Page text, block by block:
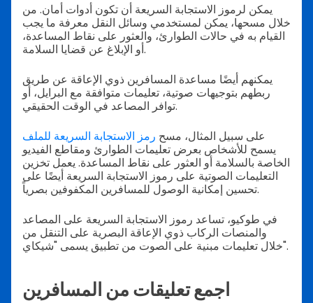
يمكن لرموز الاستجابة السريعة أن تكون أدوات أمان. من
خلال مسحها، يمكن لمستخدمي وسائل النقل معرفة ما يجب
القيام به في حالات الطوارئ، والعثور على نقاط المساعدة،
أو الإبلاغ عن قضايا السلامة.
يمكنهم أيضًا مساعدة المسافرين ذوي الإعاقة عن طريق
ربطهم بتوجيهات صوتية، تعليمات متوافقة مع البرايل، أو
توافر المصاعد في الوقت الحقيقي.
على سبيل المثال، مسح رمز الاستجابة السريعة للملف
يسمح للأشخاص بعرض تعليمات الطوارئ ومقاطع الفيديو
الخاصة بالسلامة أو العثور على نقاط المساعدة. يعمل تخزين
التعليمات الصوتية على رموز الاستجابة السريعة أيضًا على
تحسين إمكانية الوصول للمسافرين المكفوفين بصرياً.
في طوكيو، تساعد رموز الاستجابة السريعة على المصاعد
والمنصات الركاب ذوي الإعاقة البصرية على التنقل من
خلال تعليمات مبنية على الصوت من تطبيق يسمى "شيكاي".
اجمع تعليقات من المسافرين